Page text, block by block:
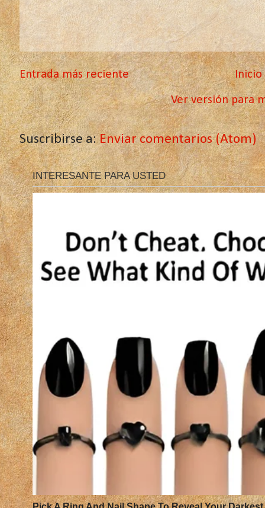
Entrada más reciente Inicio
Ver versión para
Suscribirse a:Enviar comentarios (Atom)